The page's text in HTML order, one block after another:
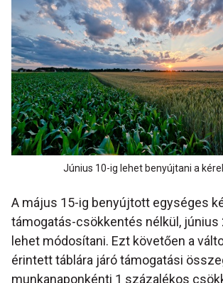
Június 10-ig lehet benyújtani a
A május 15-ig benyújtott egységes
támogatás-csökkentés nélkül, június
lehet módosítani. Ezt követően a
érintett táblára járó támogatási
munkanaponkénti 1 százalékos